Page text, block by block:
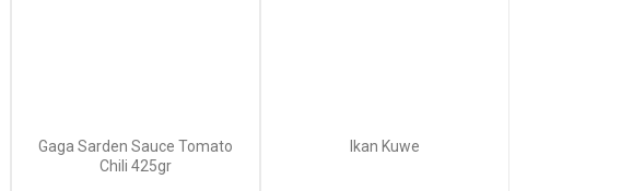
Gaga Sarden Sauce Tomato
Chili 425gr
Ikan Kuwe